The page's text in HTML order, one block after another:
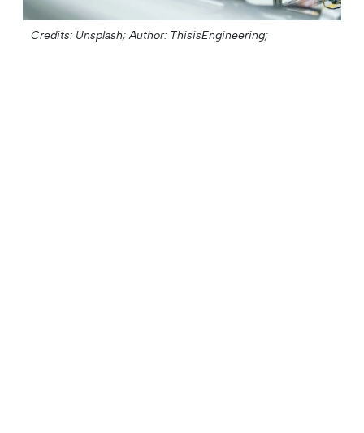
Credits: Unsplash; Author: ThisisEngineering;